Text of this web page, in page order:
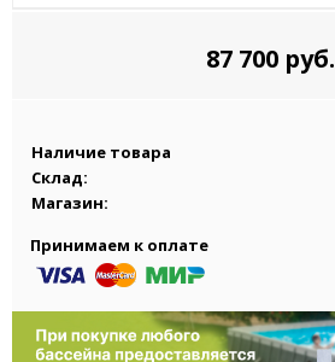
87 700 руб.
Наличие товара
Склад:
Магазин:
Принимаем к оплате